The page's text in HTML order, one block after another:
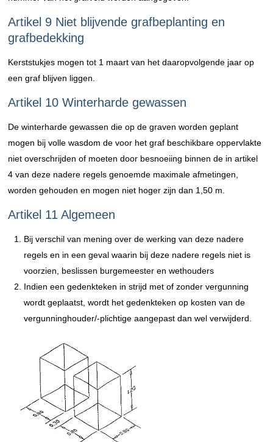
Artikel 9 Niet blijvende grafbeplanting en
grafbedekking
Kerststukjes mogen tot 1 maart van het daaropvolgende jaar op
een graf blijven liggen.
Artikel 10 Winterharde gewassen
De winterharde gewassen die op de graven worden geplant
mogen bij volle wasdom de voor het graf beschikbare oppervlakte
niet overschrijden of moeten door besnoeiing binnen de in artikel
4 van deze nadere regels genoemde maximale afmetingen,
worden gehouden en mogen niet hoger zijn dan 1,50 m.
Artikel 11 Algemeen
Bij verschil van mening over de werking van deze nadere
regels en in een geval waarin bij deze nadere regels niet is
voorzien, beslissen burgemeester en wethouders
Indien een gedenkteken in strijd met of zonder vergunning
wordt geplaatst, wordt het gedenkteken op kosten van de
vergunninghouder/-plichtige aangepast dan wel verwijderd.